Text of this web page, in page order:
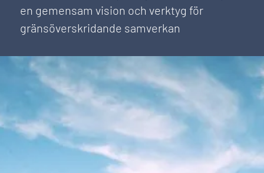
en gemensam vision och verktyg för
gränsöverskridande samverkan